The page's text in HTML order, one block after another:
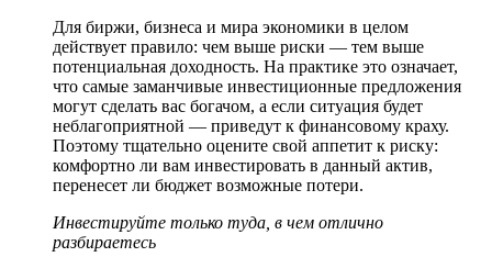
Для биржи, бизнеса и мира экономики в целом
действует правило: чем выше риски — тем выше
потенциальная доходность. На практике это означает,
что самые заманчивые инвестиционные предложения
могут сделать вас богачом, а если ситуация будет
неблагоприятной — приведут к финансовому краху.
Поэтому тщательно оцените свой аппетит к риску:
комфортно ли вам инвестировать в данный актив,
перенесет ли бюджет возможные потери.
Инвестируйте только туда, в чем отлично
разбираетесь